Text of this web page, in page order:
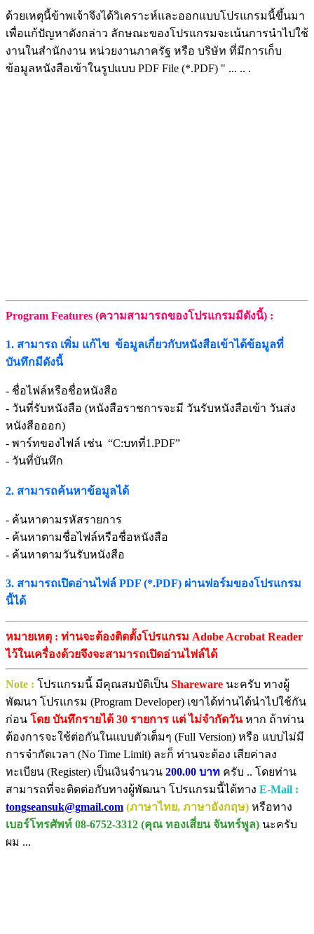
ด้วยเหตุนี้ข้าพเจ้าจึงได้วิเคราะห์และออกแบบโปรแกรมนี้ขึ้นมา
เพื่อแก้ปัญหาดังกล่าว ลักษณะของโปรแกรมจะเน้นการนำไปใช้
งานในสำนักงาน หน่วยงานภาครัฐ หรือ บริษัท ที่มีการเก็บ
ข้อมูลหนังสือเข้าในรูปแบบ PDF File (*.PDF) " ... .. .
Program Features (ความสามารถของโปรแกรมมีดังนี้) :
1. สามารถ เพิ่ม แก้ไข ข้อมูลเกี่ยวกับหนังสือเข้าได้ข้อมูลที่
บันทึกมีดังนี้
- ชื่อไฟล์หรือชื่อหนังสือ
- วันที่รับหนังสือ (หนังสือราชการจะมี วันรับหนังสือเข้า วันส่ง
หนังสือออก)
- พาร์ทของไฟล์ เช่น “C:บทที่1.PDF”
- วันที่บันทึก
2. สามารถค้นหาข้อมูลได้
- ค้นหาตามรหัสรายการ
- ค้นหาตามชื่อไฟล์หรือชื่อหนังสือ
- ค้นหาตามวันรับหนังสือ
3. สามารถเปิดอ่านไฟล์ PDF (*.PDF) ผ่านฟอร์มของโปรแกรม
นี้ได้
หมายเหตุ : ท่านจะต้องติดตั้งโปรแกรม Adobe Acrobat Reader
ไว้ในเครื่องด้วยจึงจะสามารถเปิดอ่านไฟล์ได้
Note : โปรแกรมนี้ มีคุณสมบัติเป็น Shareware นะครับ ทางผู้
พัฒนา โปรแกรม (Program Developer) เขาได้ท่านได้นำไปใช้กัน
ก่อน โดย บันทึกรายได้ 30 รายการ แต่ ไม่จำกัดวันหาก ถ้าท่าน
ต้องการจะใช้ต่อกันในแบบตัวเต็มๆ (Full Version) หรือ แบบไม่มี
การจำกัดเวลา (No Time Limit) ละก็ ท่านจะต้อง เสียค่าลง
ทะเบียน (Register) เป็นเงินจำนวน 200.00 บาท ครับ .. โดยท่าน
สามารถที่จะติดต่อกับทางผู้พัฒนา โปรแกรมนี้ได้ทาง E-Mail :
tongseansuk@gmail.com (ภาษาไทย, ภาษาอังกฤษ) หรือทาง
เบอร์โทรศัพท์ 08-6752-3312 (คุณ ทองเสี่ยน จันทร์พูล) นะครับ
ผม ...